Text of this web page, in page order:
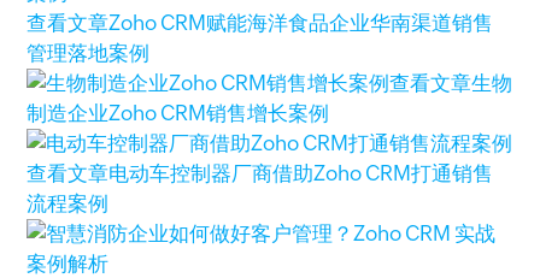
查看文章Zoho CRM赋能海洋食品企业华南渠道销售
管理落地案例
查看文章生物
制造企业Zoho CRM销售增长案例
查看文章电动车控制器厂商借助Zoho CRM打通销售
流程案例